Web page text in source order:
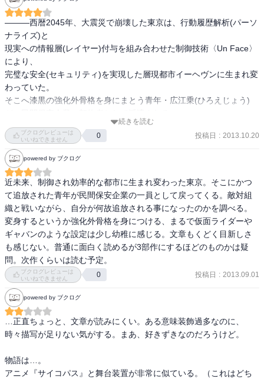
―――西暦2045年、大震災で崩壊した東京は、行動履歴解析(パーソ
ナライズ)と
現実への情報層(レイヤー)付与を組み合わせた制御技術〈Un Face〉
により、
完璧な安全(セキュリティ)を実現した層現都市イーヘヴンに生まれ変
わっていた。
そこへ漆黒の強化外骨格を身にまとう青年・広江乗(ひろえじょう)
だが彼には、この故郷を離れざるを得なかった過去があった。
そんな乗を試すかのように、白き男ピーターがイーヘブンに降り立
つ。
平積みされてるのを見て衝動買い
強化外骨格とか拡張現実とか、心くすぐられるよね！！！
新人作家のデビュー作とは思えないほどのボリュームと構想
随所に伊藤計劃と似た感じが見受けられるので、彼の作品を楽しめ
る人は結構好きだと思う。
デビュー作だからなのか、この作家の癖なのか場面転換が分かりづ
らいところがあるけど次回作以降に期待したい。
物語が進むにつれて、過去の事実や事件が持つ意味がガラッと変わ
る瞬間がいいね。
われらいずこより来たり、われらは何者か、われらいずこへ去るの
続きを読む
ブクログレビューは
いいねできません
0 投稿日 : 2013.10.20
powered by ブクログ
近未来、制御され効率的な都市に生まれ変わった東京。そこにかつ
て追放された青年が民間保安企業の一員として戻ってくる。敵対組
織と戦いながら、自分が何故追放される事になったのかを調べる。
変身するというか強化外骨格を身につける、まるで仮面ライダーや
ギャバンのような設定は少し幼稚に感じる。文章もくどく目新しさ
も感じない。普通に面白く読めるが3部作にするほどのものかは疑
問。次作くらいは読む予定。
ブクログレビューは
いいねできません
0 投稿日 : 2013.09.01
powered by ブクログ
…正直ちょっと、文章が読みにくい。ある意味装飾過多なのに、
時々描写が足りない気がする。まあ、好きずきなのだろうけど。
物語は…。
アニメ『サイコパス』と舞台装置が非常に似ている。（これはどち